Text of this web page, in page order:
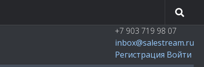
+7 903 719 98 07
inbox@salestream.ru
Регистрация Войти